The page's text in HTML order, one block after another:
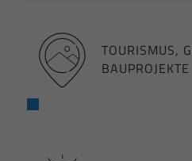
TOURISMUS,
BAUPROJEKTE